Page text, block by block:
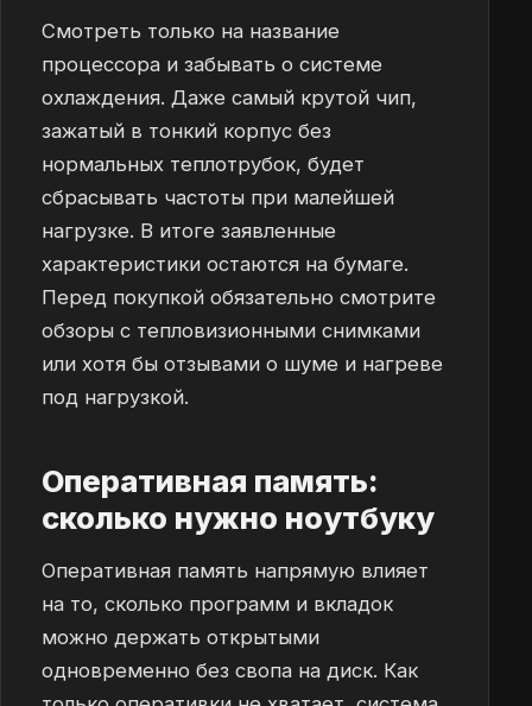
Смотреть только на название
процессора и забывать о системе
охлаждения. Даже самый крутой чип,
зажатый в тонкий корпус без
нормальных теплотрубок, будет
сбрасывать частоты при малейшей
нагрузке. В итоге заявленные
характеристики остаются на бумаге.
Перед покупкой обязательно смотрите
обзоры с тепловизионными снимками
или хотя бы отзывами о шуме и нагреве
под нагрузкой.
Оперативная память:
сколько нужно ноутбуку
Оперативная память напрямую влияет
на то, сколько программ и вкладок
можно держать открытыми
одновременно без свопа на диск. Как